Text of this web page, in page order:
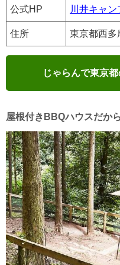
公式HP 川井キャン
住所 東京都西多
じゃらんで東京
屋根付きBBQハウスだか